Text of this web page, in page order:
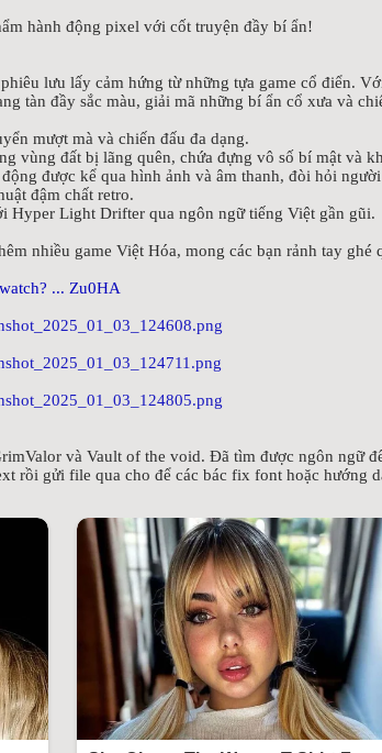
hành động pixel với cốt truyện đầy bí ẩn!
lưu lấy cảm hứng từ những tựa game cổ điển.
tàn đầy sắc màu, giải mã những bí ẩn cổ xưa và
mượt mà và chiến đấu đa dạng.
vùng đất bị lãng quên, chứa đựng vô số bí mật và
được kể qua hình ảnh và âm thanh, đòi hỏi
đậm chất retro.
Hyper Light Drifter qua ngôn ngữ tiếng Việt gần gũi.
nhiều game Việt Hóa, mong các bạn rảnh tay
... Zu0HA
và Vault of the void. Đã tìm được ngôn ngữ
rồi gửi file qua cho để các bác fix font hoặc hướng